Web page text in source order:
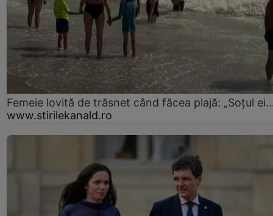
Femeie lovită de trăsnet când făcea plajă: „Soțul
www.stirilekanald.ro